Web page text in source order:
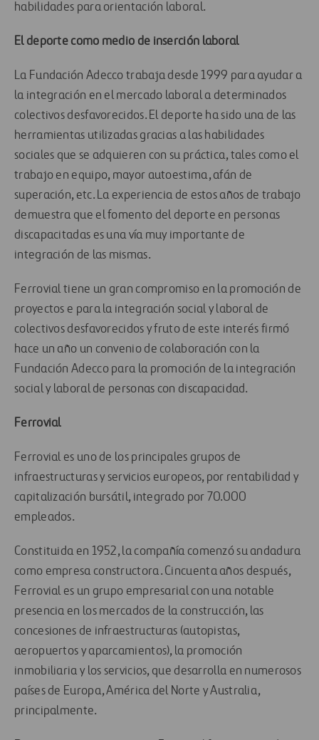
habilidades para orientación laboral.
El deporte como medio de inserción laboral
La Fundación Adecco trabaja desde 1999 para ayudar a
la integración en el mercado laboral a determinados
colectivos desfavorecidos. El deporte ha sido una de las
herramientas utilizadas gracias a las habilidades
sociales que se adquieren con su práctica, tales como el
trabajo en equipo, mayor autoestima, afán de
superación, etc. La experiencia de estos años de trabajo
demuestra que el fomento del deporte en personas
discapacitadas es una vía muy importante de
integración de las mismas.
Ferrovial tiene un gran compromiso en la promoción de
proyectos e para la integración social y laboral de
colectivos desfavorecidos y fruto de este interés firmó
hace un año un convenio de colaboración con la
Fundación Adecco para la promoción de la integración
social y laboral de personas con discapacidad.
Ferrovial
Ferrovial es uno de los principales grupos de
infraestructuras y servicios europeos, por rentabilidad y
capitalización bursátil, integrado por 70.000
empleados.
Constituida en 1952, la compañía comenzó su andadura
como empresa constructora. Cincuenta años después,
Ferrovial es un grupo empresarial con una notable
presencia en los mercados de la construcción, las
concesiones de infraestructuras (autopistas,
aeropuertos y aparcamientos), la promoción
inmobiliaria y los servicios, que desarrolla en numerosos
países de Europa, América del Norte y Australia,
principalmente.